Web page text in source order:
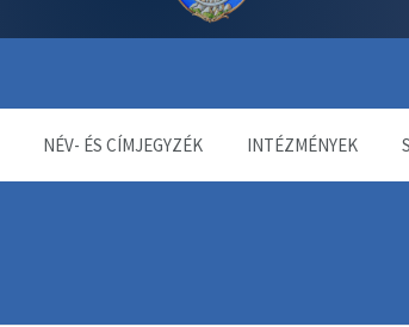
NÉV- ÉS CÍMJEGYZÉK INTÉZMÉNYEK